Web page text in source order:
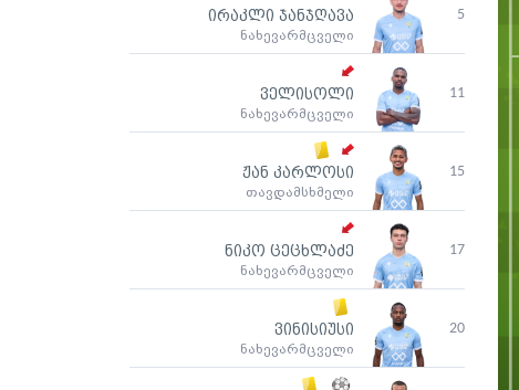
5
ირაკლი ჯანჯღავა
ნახევარმცველი
11
ველისოლი
ნახევარმცველი
15
ჟან კარლოსი
თავდამსხმელი
17
ნიკო ცეცხლაძე
ნახევარმცველი
20
ვინისიუსი
ნახევარმცველი